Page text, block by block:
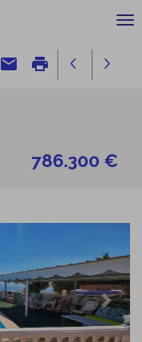
email print
786.300 €